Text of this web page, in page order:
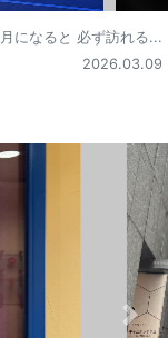
になると 必ず訪れる...
2026.03.09